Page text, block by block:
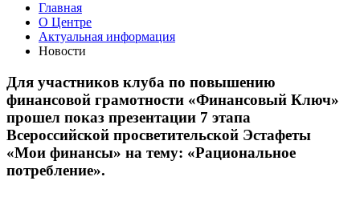
Главная
О Центре
Актуальная информация
Новости
Для участников клуба по повышению
финансовой грамотности «Финансовый Ключ»
прошел показ презентации 7 этапа
Всероссийской просветительской Эстафеты
«Мои финансы» на тему: «Рациональное
потребление».